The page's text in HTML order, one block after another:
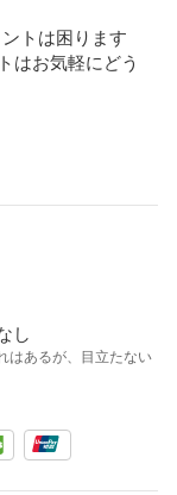
トは困ります
はお気軽にどう
し
はあるが、目立たない